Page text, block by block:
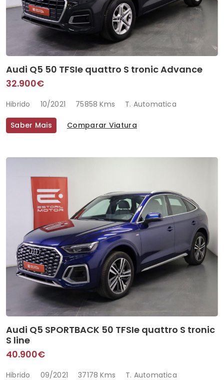
Audi Q5 50 TFSIe quattro S tronic Advance
32.900€
Hibrido 10/2021 75858 Kms T. Automatica
Saber Mais Comparar Viatura
Audi Q5 SPORTBACK 50 TFSIe quattro S tronic
S line
40.900€
Hibrido 09/2021 37178 Kms T. Automatica